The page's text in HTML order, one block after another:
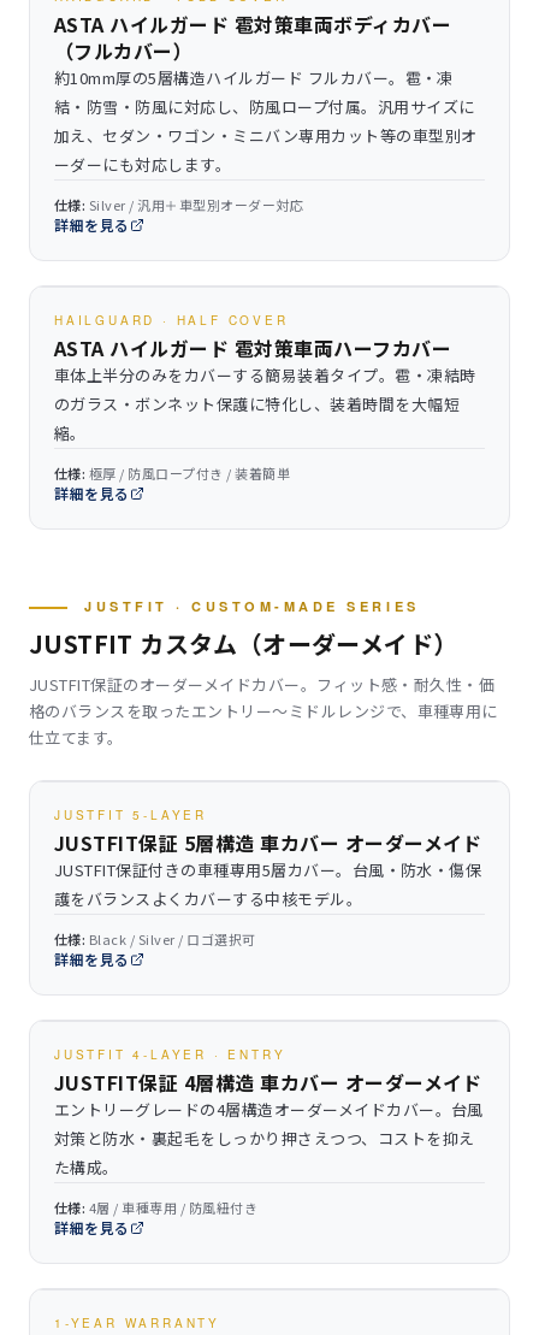
ASTA ハイルガード 雹対策車両ボディカバー
（フルカバー）
約10mm厚の5層構造ハイルガード フルカバー。雹・凍
結・防雪・防風に対応し、防風ロープ付属。汎用サイズに
加え、セダン・ワゴン・ミニバン専用カット等の車型別オ
ーダーにも対応します。
仕様: Silver / 汎用＋車型別オーダー対応
詳細を見る
HAILGUARD · HALF COVER
ASTA ハイルガード 雹対策車両ハーフカバー
車体上半分のみをカバーする簡易装着タイプ。雹・凍結時
のガラス・ボンネット保護に特化し、装着時間を大幅短
縮。
仕様: 極厚 / 防風ロープ付き / 装着簡単
詳細を見る
JUSTFIT · CUSTOM-MADE SERIES
JUSTFIT カスタム（オーダーメイド）
JUSTFIT保証のオーダーメイドカバー。フィット感・耐久性・価
格のバランスを取ったエントリー〜ミドルレンジで、車種専用に
仕立てます。
JUSTFIT 5-LAYER
JUSTFIT保証 5層構造 車カバー オーダーメイド
JUSTFIT保証付きの車種専用5層カバー。台風・防水・傷保
護をバランスよくカバーする中核モデル。
仕様: Black / Silver / ロゴ選択可
詳細を見る
JUSTFIT 4-LAYER · ENTRY
JUSTFIT保証 4層構造 車カバー オーダーメイド
エントリーグレードの4層構造オーダーメイドカバー。台風
対策と防水・裏起毛をしっかり押さえつつ、コストを抑え
た構成。
仕様: 4層 / 車種専用 / 防風紐付き
詳細を見る
1-YEAR WARRANTY